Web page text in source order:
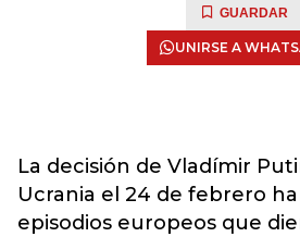
GUARDAR
UNIRSE A
La decisión de Vladímir
Ucrania el 24 de febrero
episodios europeos que